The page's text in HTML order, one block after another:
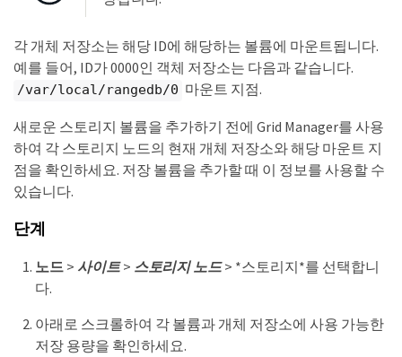
각 개체 저장소는 해당 ID에 해당하는 볼륨에 마운트됩니다.
예를 들어, ID가 0000인 객체 저장소는 다음과 같습니다.
/var/local/rangedb/0 마운트 지점.
새로운 스토리지 볼륨을 추가하기 전에 Grid Manager를 사용
하여 각 스토리지 노드의 현재 개체 저장소와 해당 마운트 지
점을 확인하세요. 저장 볼륨을 추가할 때 이 정보를 사용할 수
있습니다.
단계
노드> 사이트> 스토리지 노드> *스토리지*를 선택합니
다.
아래로 스크롤하여 각 볼륨과 개체 저장소에 사용 가능한
저장 용량을 확인하세요.